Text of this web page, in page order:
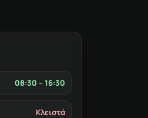
08:30 – 16:30
Κλειστά